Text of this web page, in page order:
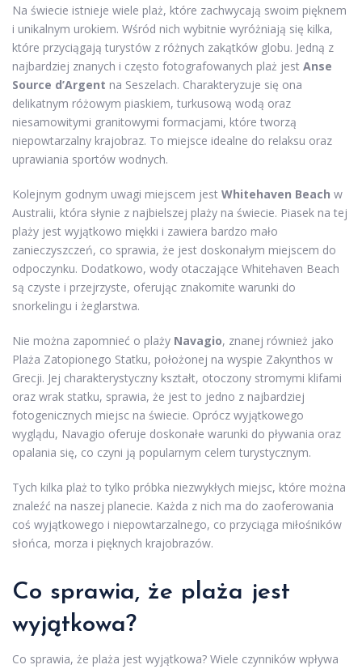
Na świecie istnieje wiele plaż, które zachwycają swoim pięknem
i unikalnym urokiem. Wśród nich wybitnie wyróżniają się kilka,
które przyciągają turystów z różnych zakątków globu. Jedną z
najbardziej znanych i często fotografowanych plaż jest Anse
Source d’Argent na Seszelach. Charakteryzuje się ona
delikatnym różowym piaskiem, turkusową wodą oraz
niesamowitymi granitowymi formacjami, które tworzą
niepowtarzalny krajobraz. To miejsce idealne do relaksu oraz
uprawiania sportów wodnych.
Kolejnym godnym uwagi miejscem jest Whitehaven Beach w
Australii, która słynie z najbielszej plaży na świecie. Piasek na tej
plaży jest wyjątkowo miękki i zawiera bardzo mało
zanieczyszczeń, co sprawia, że jest doskonałym miejscem do
odpoczynku. Dodatkowo, wody otaczające Whitehaven Beach
są czyste i przejrzyste, oferując znakomite warunki do
snorkelingu i żeglarstwa.
Nie można zapomnieć o plaży Navagio, znanej również jako
Plaża Zatopionego Statku, położonej na wyspie Zakynthos w
Grecji. Jej charakterystyczny kształt, otoczony stromymi klifami
oraz wrak statku, sprawia, że jest to jedno z najbardziej
fotogenicznych miejsc na świecie. Oprócz wyjątkowego
wyglądu, Navagio oferuje doskonałe warunki do pływania oraz
opalania się, co czyni ją popularnym celem turystycznym.
Tych kilka plaż to tylko próbka niezwykłych miejsc, które można
znaleźć na naszej planecie. Każda z nich ma do zaoferowania
coś wyjątkowego i niepowtarzalnego, co przyciąga miłośników
słońca, morza i pięknych krajobrazów.
Co sprawia, że plaża jest
wyjątkowa?
Co sprawia, że plaża jest wyjątkowa? Wiele czynników wpływa